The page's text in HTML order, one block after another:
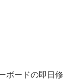
ボードの即日修